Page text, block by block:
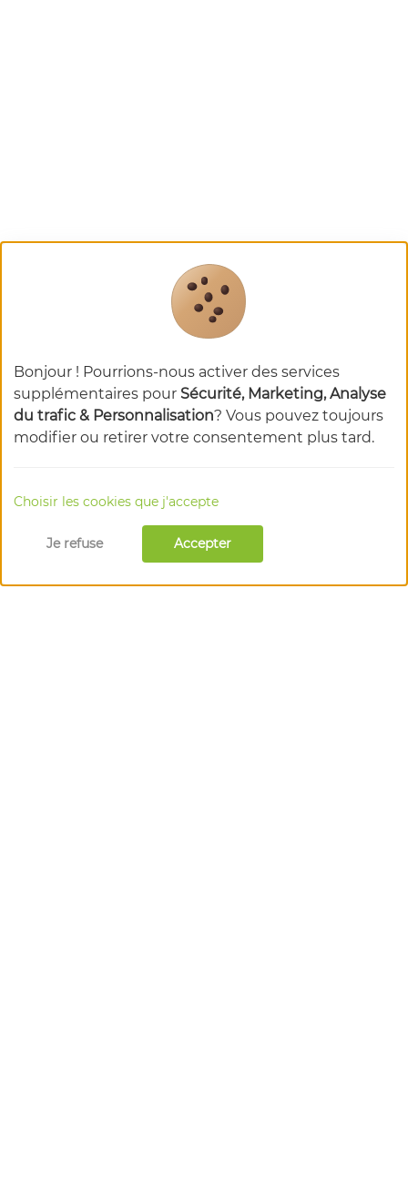
Bonjour ! Pourrions-nous activer des services
supplémentaires pour Sécurité, Marketing, Analyse
du trafic & Personnalisation? Vous pouvez toujours
modifier ou retirer votre consentement plus tard.
Choisir les cookies que j'accepte
Je refuse Accepter